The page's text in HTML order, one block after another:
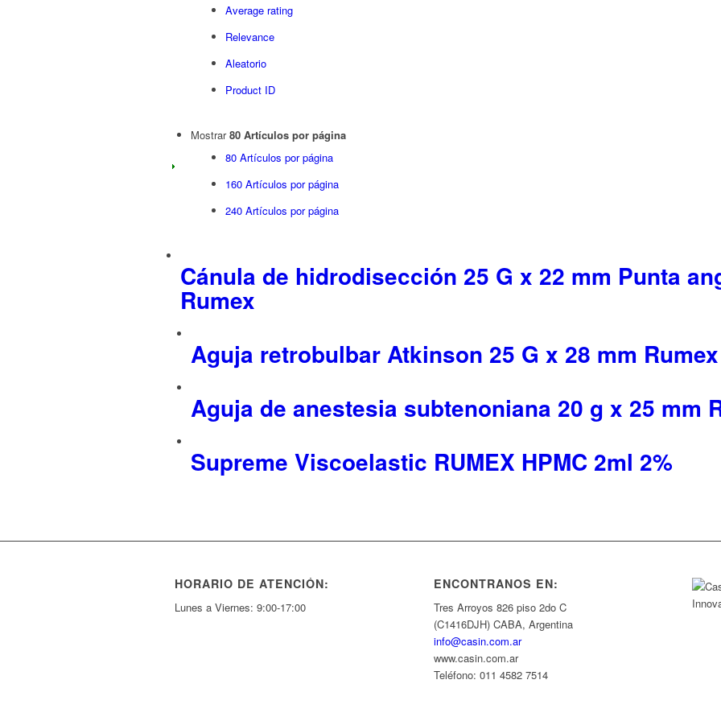
Average rating
Relevance
Aleatorio
Product ID
Mostrar80 Artículos por página
80 Artículos por página
160 Artículos por página
240 Artículos por página
Cánula de hidrodisección 25 G x 22 mm Punta
Rumex
Aguja retrobulbar Atkinson 25 G x 28 mm Rumex
Aguja de anestesia subtenoniana 20 g x 25 mm
Supreme Viscoelastic RUMEX HPMC 2ml 2%
HORARIO DE ATENCIÓN:
Lunes a Viernes: 9:00-17:00
ENCONTRANOS EN:
Tres Arroyos 826 piso 2do C
(C1416DJH) CABA, Argentina
info@casin.com.ar
www.casin.com.ar
Teléfono: 011 4582 7514